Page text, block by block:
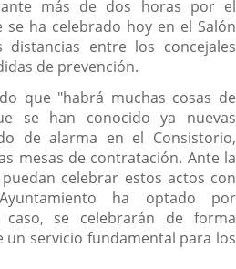
más de dos horas por el
ha celebrado hoy en el Salón
distancias entre los concejales
de prevención.
que "habrá muchas cosas de
se han conocido ya nuevas
de alarma en el Consistorio,
mesas de contratación. Ante la
celebrar estos actos con
ha optado por
caso, se celebrarán de forma
un servicio fundamental para los